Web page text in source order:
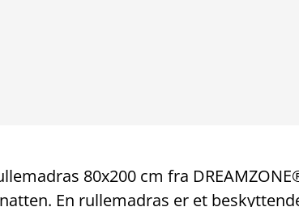
80x200 cm fra
En rullemadras er et